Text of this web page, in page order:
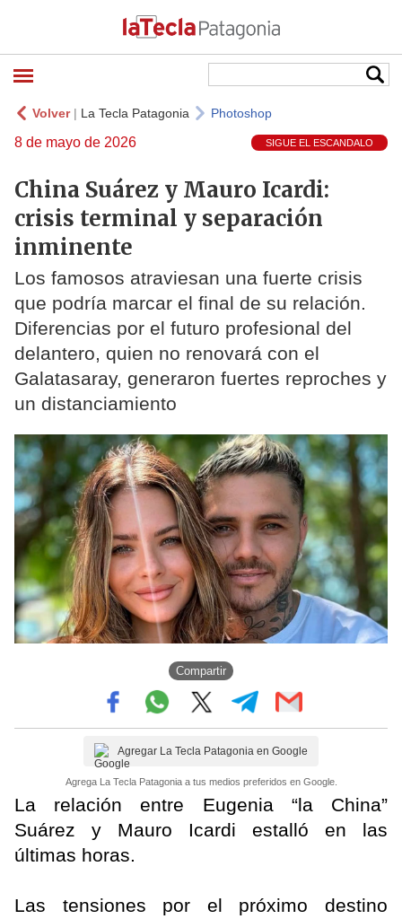
Volver| La Tecla Patagonia Photoshop
8 de mayo de 2026 SIGUE EL ESCANDALO
China Suárez y Mauro Icardi:
crisis terminal y separación
inminente
Los famosos atraviesan una fuerte crisis
que podría marcar el final de su relación.
Diferencias por el futuro profesional del
delantero, quien no renovará con el
Galatasaray, generaron fuertes reproches y
un distanciamiento
Compartir
Agregar La Tecla Patagonia en Google
Agrega La Tecla Patagonia a tus medios preferidos en Google.
La relación entre Eugenia “la China”
Suárez y Mauro Icardi estalló en las
últimas horas.
Las tensiones por el próximo destino